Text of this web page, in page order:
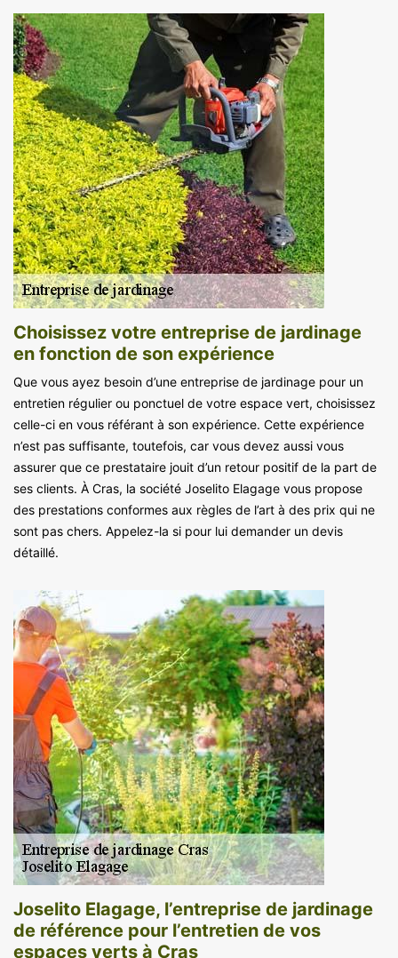
Choisissez votre entreprise de jardinage
en fonction de son expérience
Que vous ayez besoin d’une entreprise de jardinage pour un
entretien régulier ou ponctuel de votre espace vert, choisissez
celle-ci en vous référant à son expérience. Cette expérience
n’est pas suffisante, toutefois, car vous devez aussi vous
assurer que ce prestataire jouit d’un retour positif de la part de
ses clients. À Cras, la société Joselito Elagage vous propose
des prestations conformes aux règles de l’art à des prix qui ne
sont pas chers. Appelez-la si pour lui demander un devis
détaillé.
Joselito Elagage, l’entreprise de jardinage
de référence pour l’entretien de vos
espaces verts à Cras